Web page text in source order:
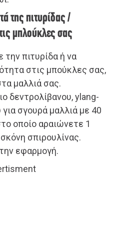
της πιτυρίδας /
μπλούκλες σας
την πιτυρίδα ή να
στις μπούκλες σας,
μαλλιά σας.
δεντρολίβανου, ylang-
σγουρά μαλλιά με 40
οποίο αραιώνετε 1
σπιρουλίνας.
εφαρμογή.